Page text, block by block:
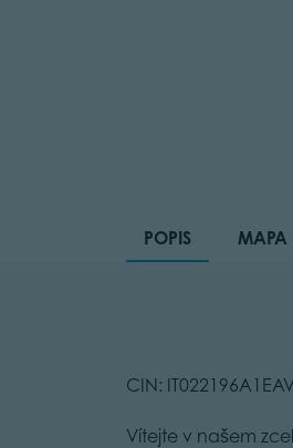
POPIS MAPA
CIN:
Vítejte v našem